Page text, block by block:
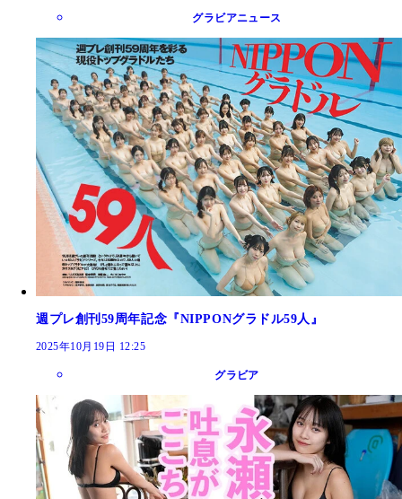
グラビアニュース
週プレ創刊59周年記念『NIPPONグラドル59人』
2025年10月19日 12:25
グラビア